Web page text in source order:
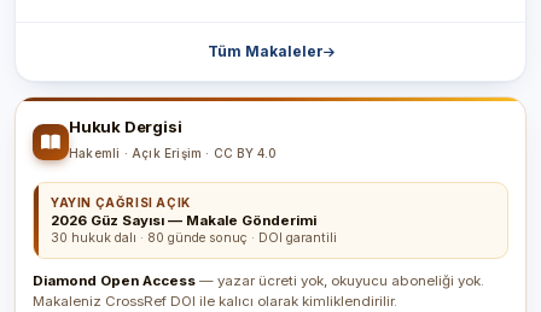
Tüm Makaleler
Hukuk Dergisi
Hakemli · Açık Erişim · CC BY 4.0
YAYIN ÇAĞRISI AÇIK
2026 Güz Sayısı — Makale Gönderimi
30 hukuk dalı · 80 günde sonuç · DOI garantili
Diamond Open Access — yazar ücreti yok, okuyucu aboneliği yok.
Makaleniz CrossRef DOI ile kalıcı olarak kimliklendirilir.